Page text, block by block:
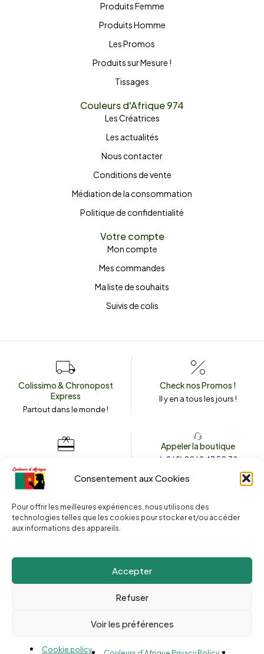
Consentement aux Cookies
Pour offrir les meilleures expériences, nous utilisons des
technologies telles que les cookies pour stocker et/ou accéder
aux informations des appareils.
Accepter
Refuser
Voir les préférences
Cookie policy
Produits Femme
Produits Homme
Les Promos
Produits sur Mesure !
Tissages
Couleurs d'Afrique 974
Les Créatrices
Les actualités
Nous contacter
Conditions de vente
Médiation de la consommation
Politique de confidentialité
Votre compte
Mon compte
Mes commandes
Ma liste de souhaits
Suivis de colis
Colissimo & Chronopost
Express
Partout dans le monde !
Check nos Promos !
Il y en a tous les jours !
couleursdafrique974.com
Appeler la boutique
(+262) 0262 43 50 38
2025 © Copyright Couleurs d’Afrique 974. Tous droits réservés.